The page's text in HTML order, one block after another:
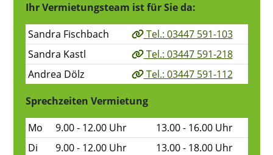
Ihr Vermietungsteam ist für Sie da:
Sandra Fischbach
Tel.: 03447 591-103
Sandra Kastl
Tel.: 03447 591-218
Andrea Dölz
Tel.: 03447 591-112
Sprechzeiten Vermietung
Mo
9.00 - 12.00 Uhr
13.00 - 16.00 Uhr
Di
9.00 - 12.00 Uhr
13.00 - 18.00 Uhr